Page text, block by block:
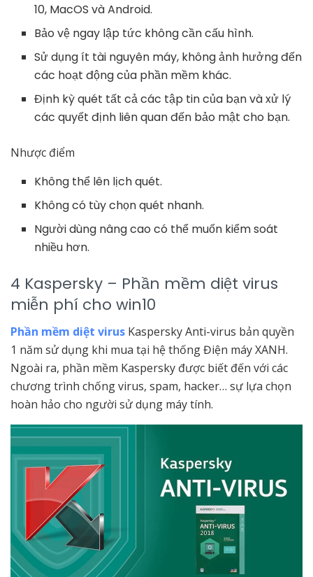
10, MacOS và Android.
Bảo vệ ngay lập tức không cần cấu hình.
Sử dụng ít tài nguyên máy, không ảnh hưởng đến
các hoạt động của phần mềm khác.
Định kỳ quét tất cả các tập tin của bạn và xử lý
các quyết định liên quan đến bảo mật cho bạn.
Nhược điểm
Không thể lên lịch quét.
Không có tùy chọn quét nhanh.
Người dùng nâng cao có thể muốn kiểm soát
nhiều hơn.
4 Kaspersky – Phần mềm diệt virus
miễn phí cho win10
Phần mềm diệt virus Kaspersky Anti-virus bản quyền
1 năm sử dụng khi mua tại hệ thống Điện máy XANH.
Ngoài ra, phần mềm Kaspersky được biết đến với các
chương trình chống virus, spam, hacker… sự lựa chọn
hoàn hảo cho người sử dụng máy tính.